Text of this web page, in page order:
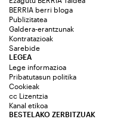
BERRIA berri bloga
Publizitatea
Galdera-erantzunak
Kontratazioak
Sarebide
LEGEA
Lege informazioa
Pribatutasun politika
Cookieak
cc Lizentzia
Kanal etikoa
BESTELAKO ZERBITZUAK